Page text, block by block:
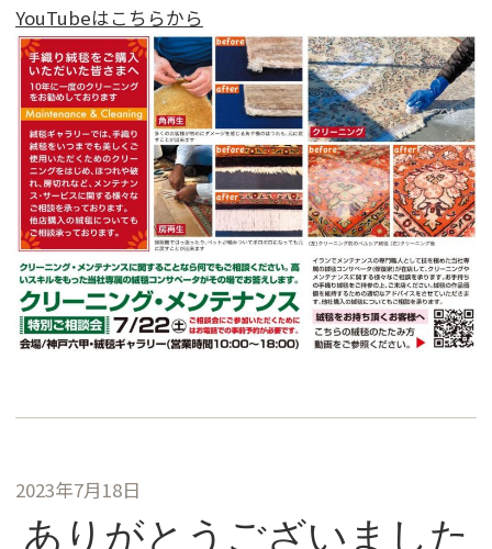
YouTubeはこちらから
2023年7月18日
ありがとうございました